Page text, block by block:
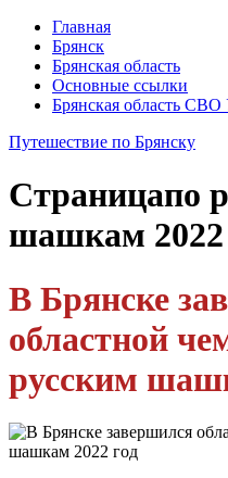
Главная
Брянск
Брянская область
Основные ссылки
Брянская область СВО
Путешествие по Брянску
Страницапо
шашкам 2022
В Брянске
областной
русским